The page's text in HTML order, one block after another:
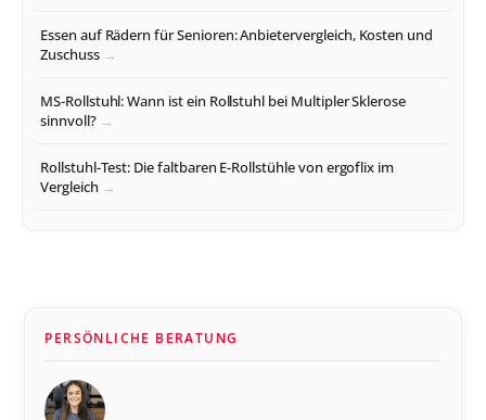
Essen auf Rädern für Senioren: Anbietervergleich, Kosten und
Zuschuss
MS-Rollstuhl: Wann ist ein Rollstuhl bei Multipler Sklerose
sinnvoll?
Rollstuhl-Test: Die faltbaren E-Rollstühle von ergoflix im
Vergleich
PERSÖNLICHE BERATUNG